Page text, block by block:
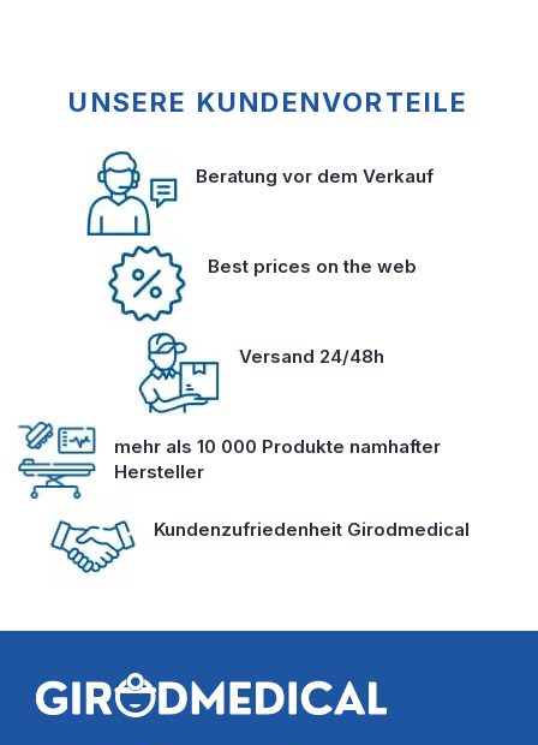
UNSERE KUNDENVORTEILE
Beratung vor dem Verkauf
Best prices on the web
Versand 24/48h
mehr als 10 000 Produkte namhafter
Hersteller
Kundenzufriedenheit Girodmedical